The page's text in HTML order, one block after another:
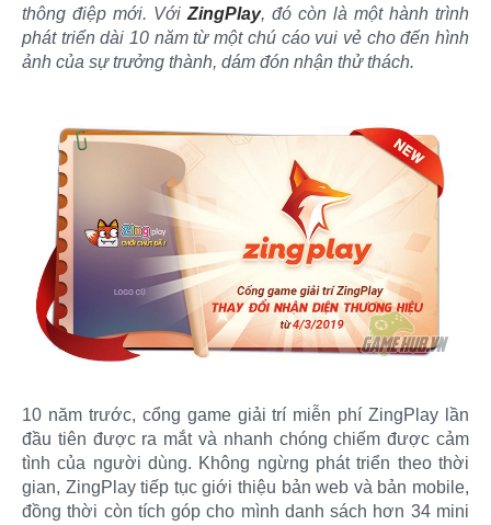
thông điệp mới. Với ZingPlay, đó còn là một hành trình
phát triển dài 10 năm từ một chú cáo vui vẻ cho đến hình
ảnh của sự trưởng thành, dám đón nhận thử thách.
10 năm trước, cổng game giải trí miễn phí ZingPlay lần
đầu tiên được ra mắt và nhanh chóng chiếm được cảm
tình của người dùng. Không ngừng phát triển theo thời
gian, ZingPlay tiếp tục giới thiệu bản web và bản mobile,
đồng thời còn tích góp cho mình danh sách hơn 34 mini